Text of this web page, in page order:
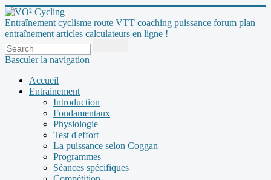
Entraînement cyclisme route VTT coaching puissance forum plan
entraînement articles calculateurs en ligne !
Basculer la navigation
Accueil
Entrainement
Introduction
Fondamentaux
Physiologie
Test d'effort
La puissance selon Coggan
Programmes
Séances spécifiques